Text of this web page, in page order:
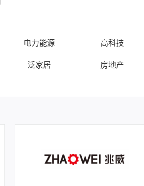
电力能源 高科技
泛家居 房地产